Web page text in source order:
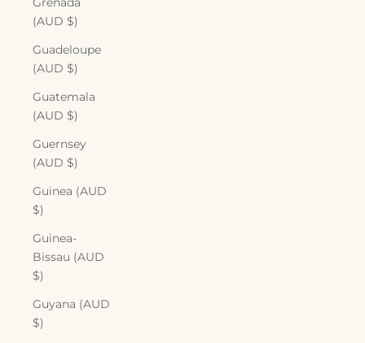
(AUD $)
Guadeloupe
(AUD $)
Guatemala
(AUD $)
Guernsey
(AUD $)
Guinea (AUD
$)
Guinea-
Bissau (AUD
$)
Guyana (AUD
$)